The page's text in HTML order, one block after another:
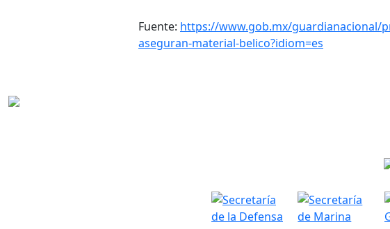
Fuente: https://www.gob.mx/guardianacional/
aseguran-material-belico?idiom=es